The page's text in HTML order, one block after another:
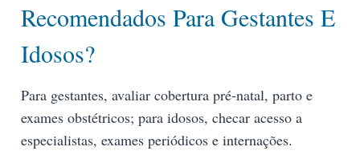
Recomendados Para Gestantes E
Idosos?
Para gestantes, avaliar cobertura pré-natal, parto e
exames obstétricos; para idosos, checar acesso a
especialistas, exames periódicos e internações.